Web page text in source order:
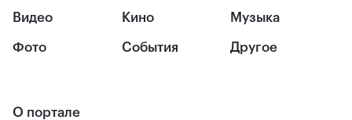
Видео
Фото
Кино
События
Музыка
Другое
О портале